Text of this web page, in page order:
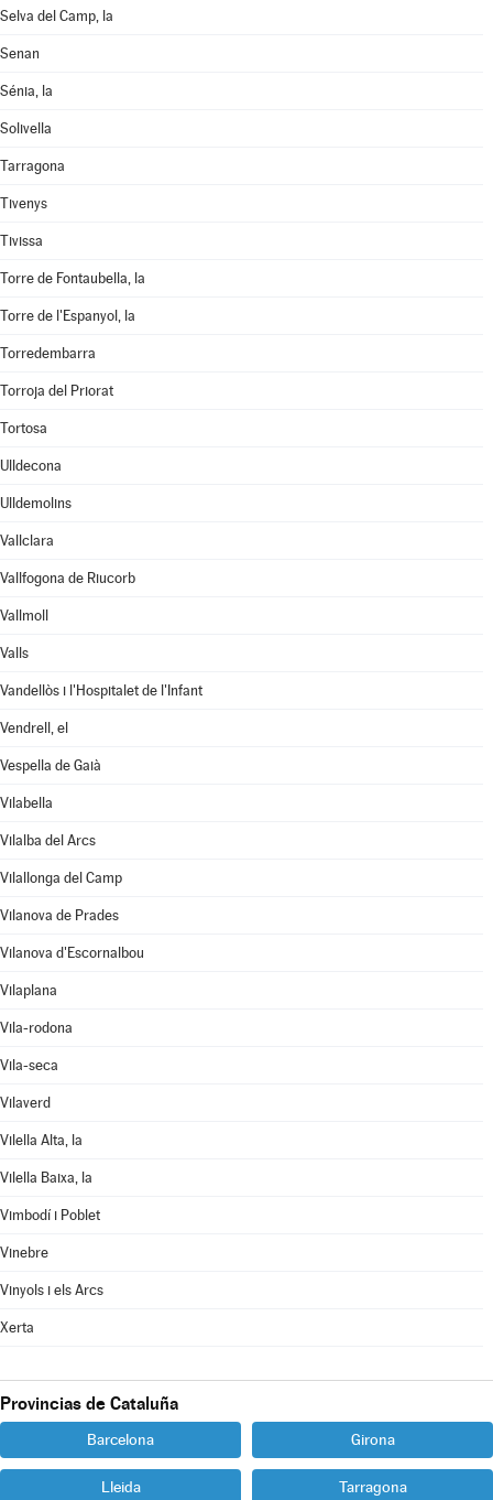
Selva del Camp, la
Senan
Sénia, la
Solivella
Tarragona
Tivenys
Tivissa
Torre de Fontaubella, la
Torre de l'Espanyol, la
Torredembarra
Torroja del Priorat
Tortosa
Ulldecona
Ulldemolins
Vallclara
Vallfogona de Riucorb
Vallmoll
Valls
Vandellòs i l'Hospitalet de l'Infant
Vendrell, el
Vespella de Gaià
Vilabella
Vilalba del Arcs
Vilallonga del Camp
Vilanova de Prades
Vilanova d'Escornalbou
Vilaplana
Vila-rodona
Vila-seca
Vilaverd
Vilella Alta, la
Vilella Baixa, la
Vimbodí i Poblet
Vinebre
Vinyols i els Arcs
Xerta
Provincias de Cataluña
Barcelona Girona
Lleida Tarragona